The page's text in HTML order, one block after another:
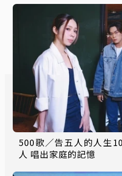
500歌／告五人的人生
人 唱出家庭的記憶